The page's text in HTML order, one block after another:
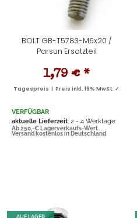
BOLT GB-T5783-M6x20 /
Parsun Ersatzteil
1,79 € *
Tagespreis | Preis inkl. 19% MwSt. ✓
VERFÜGBAR
aktuelle Lieferzeit: 2 - 4 Werktage
Ab 250,-€ Lagerverkaufs-Wert
Versand kostenlos in Deutschland